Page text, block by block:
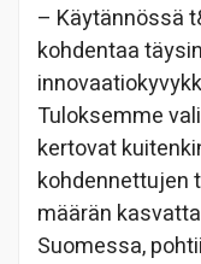
– Käytännössä
kohdentaa
Tuloksemme
kertovat
kohdennettujen
määrän
Suomessa,